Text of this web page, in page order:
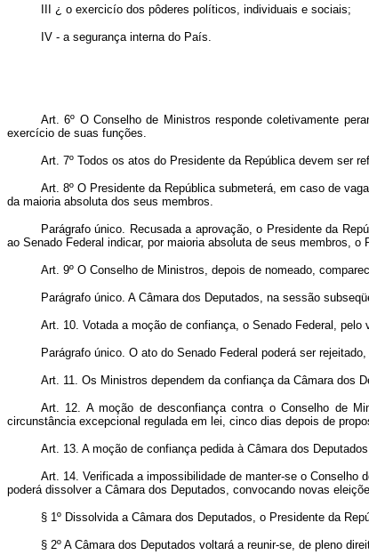
III ¿ o exercicío dos pôderes políticos, individuais e sociais;
IV - a segurança interna do País.
Art. 6º O Conselho de Ministros responde coletivamente
exercício de suas funções.
Art. 7º Todos os atos do Presidente da República devem ser
Art. 8º O Presidente da República submeterá, em caso de
da maioria absoluta dos seus membros.
Parágrafo único. Recusada a aprovação, o Presidente da
ao Senado Federal indicar, por maioria absoluta de seus membros,
Art. 9º O Conselho de Ministros, depois de nomeado,
Parágrafo único. A Câmara dos Deputados, na sessão
Art. 10. Votada a moção de confiança, o Senado Federal,
Parágrafo único. O ato do Senado Federal poderá ser
Art. 11. Os Ministros dependem da confiança da Câmara dos
Art. 12. A moção de desconfiança contra o Conselho de
circunstância excepcional regulada em lei, cinco dias depois de
Art. 13. A moção de confiança pedida à Câmara dos
Art. 14. Verificada a impossibilidade de manter-se o Conselho
poderá dissolver a Câmara dos Deputados, convocando novas
§ 1º Dissolvida a Câmara dos Deputados, o Presidente da
§ 2º A Câmara dos Deputados voltará a reunir-se, de pleno